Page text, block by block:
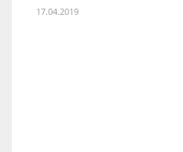
17.04.2019